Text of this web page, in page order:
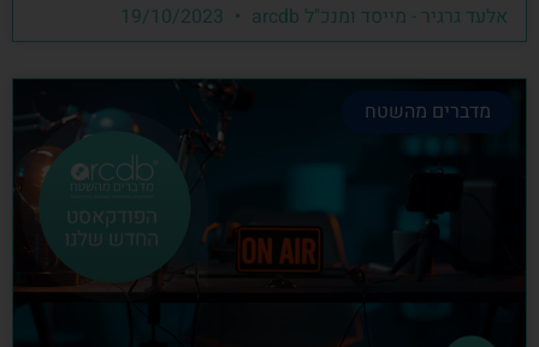
אלעד גרגיר - מייסד ומנכ"ל arcdb
מדברים מהשטח